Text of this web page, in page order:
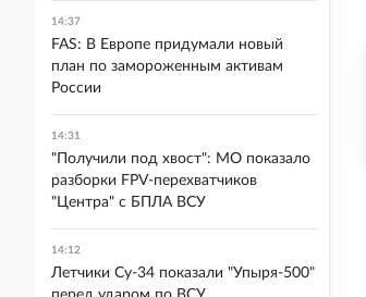
14:37
FAS: В Европе придумали новый
план по замороженным активам
России
14:31
"Получили под хвост": МО показало
разборки FPV-перехватчиков
"Центра" с БПЛА ВСУ
14:12
Летчики Су-34 показали "Упыря-500"